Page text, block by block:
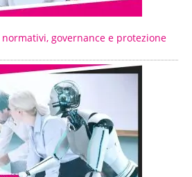
governance e protezione